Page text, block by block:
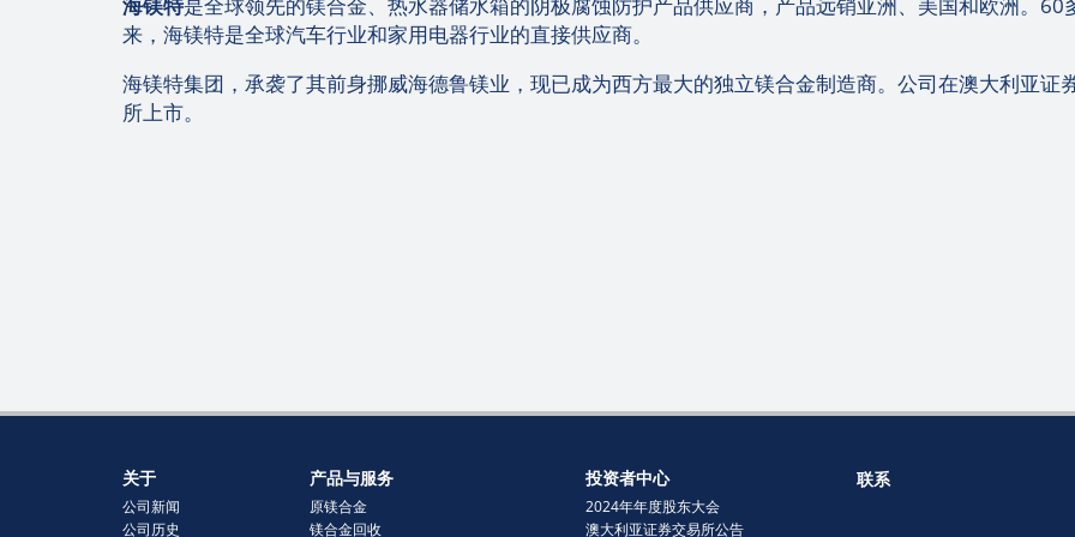
海镁特是全球领先的镁合金、热水器储水箱的阴极腐蚀防护产品供应商，产品远销亚洲、美国和欧洲。60
来，海镁特是全球汽车行业和家用电器行业的直接供应商。
海镁特集团，承袭了其前身挪威海德鲁镁业，现已成为西方最大的独立镁合金制造商。公司在澳大利亚证
所上市。
关于
公司新闻
公司历史
产品与服务
原镁合金
镁合金回收
投资者中心
2024年年度股东大会
澳大利亚证券交易所公告
联系